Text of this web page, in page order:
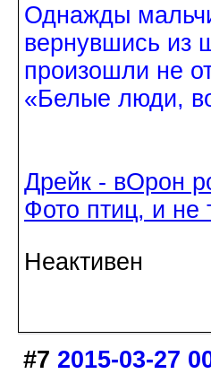
Однажды
вернувшись из
произошли не
«Белые люди,
Дрейк - вОрон
Фото птиц, и не
Неактивен
#7 2015-03-27